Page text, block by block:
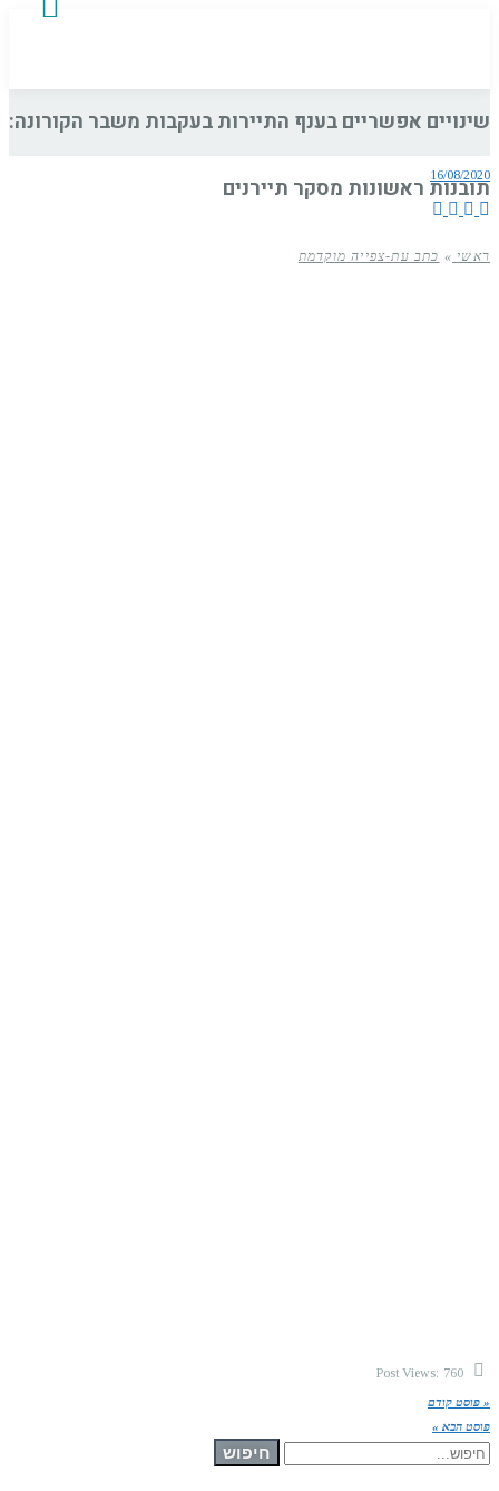
שינויים אפשריים בענף התיירות בעקבות משבר הקורונה:
תובנות ראשונות מסקר תיירנים
ראשי » כתב עת-צפייה מוקדמת
16/08/2020
Post Views: 760
« פוסט קודם
פוסט הבא »
חיפוש עבור: חיפוש